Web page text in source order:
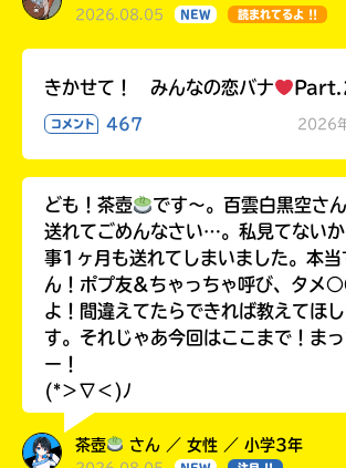
2026.08.05 NEW 読まれてるよ !!
きかせて！ みんなの恋バナ
コメント 467 2026
ども！茶壺
です～。百雲白黒空さ
送れてごめんなさい…。私見てない
事1ヶ月も送れてしまいました。本当
ん！ポプ友&ちゃっちゃ呼び、タメ
よ！間違えてたらできれば教えてほ
す。それじゃあ今回はここまで！ま
ー！
(*＞∇＜)ﾉ
茶壺 さん ／ 女性 ／ 小学3年